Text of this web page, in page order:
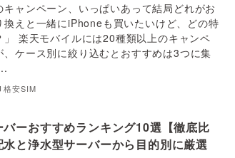
キャンペーン、いっぱいあって結局どれがお
換えと一緒にiPhoneも買いたいけど、どの特
」 楽天モバイルには20種類以上のキャンペ
、ケース別に絞り込むとおすすめは3つに集
格安SIM
バーおすすめランキング10選【徹底比
と浄水型サーバーから目的別に厳選